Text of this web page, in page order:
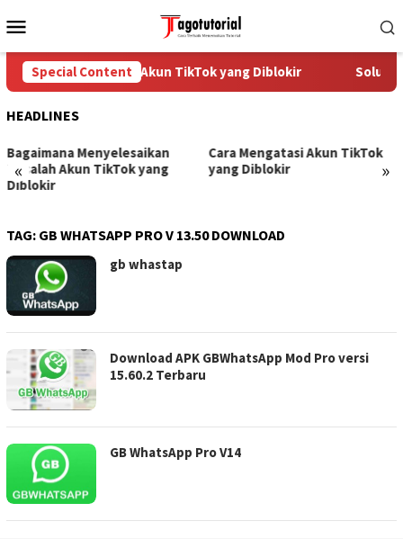
to
Menu
Special Content
Cara Mengatasi Akun TikTok yang Diblokir Solusi
HEADLINES
« »
Bagaimana Menyelesaikan
Masalah Akun TikTok yang
Diblokir
Cara Mengatasi Akun TikTok
yang Diblokir
TAG: GB WHATSAPP PRO V 13.50 DOWNLOAD
gb whastap
Download APK GBWhatsApp Mod Pro versi
15.60.2 Terbaru
GB WhatsApp Pro V14